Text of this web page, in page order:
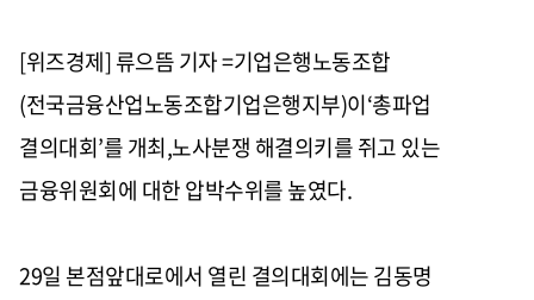
[위즈경제] 류으뜸 기자 =기업은행노동조합
(전국금융산업노동조합기업은행지부)이‘총파업
결의대회’를 개최,노사분쟁 해결의키를 쥐고 있는
금융위원회에 대한 압박수위를 높였다.
29일 본점앞대로에서 열린 결의대회에는 김동명